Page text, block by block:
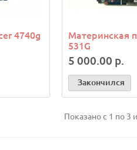
4740g
Материнская
531G
5 000.00 р.
Закончился
Показано с 1 по 3